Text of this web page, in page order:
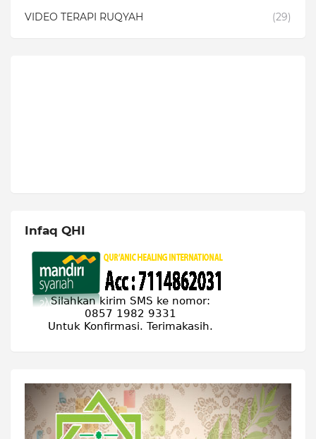
VIDEO TERAPI RUQYAH
(29)
Infaq QHI